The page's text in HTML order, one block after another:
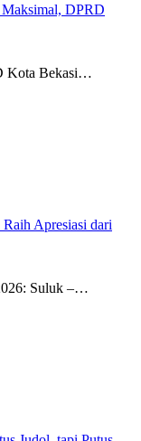
DPRD
Kota Bekasi…
Apresiasi dari
Suluk –…